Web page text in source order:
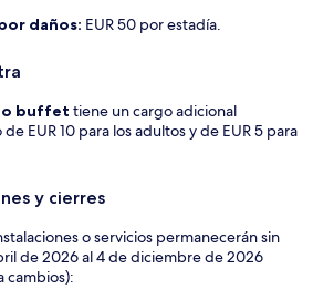
daños: EUR 50 por estadía.
buffet tiene un cargo adicional
EUR 10 para los adultos y de EUR 5 para
y cierres
o servicios permanecerán sin
de 2026 al 4 de diciembre de 2026
cambios):